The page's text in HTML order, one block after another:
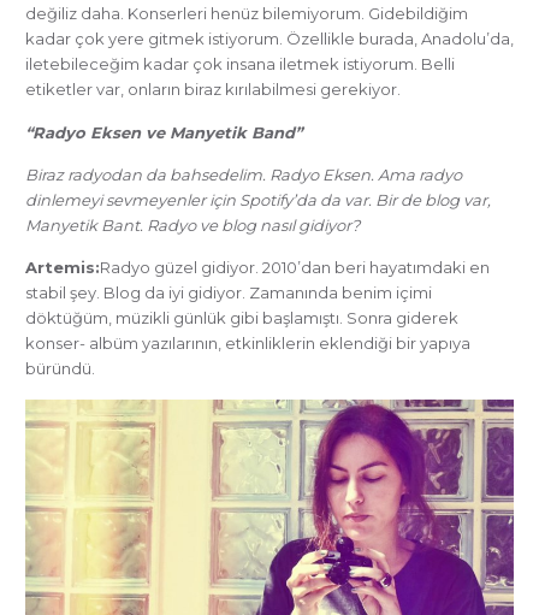
değiliz daha. Konserleri henüz bilemiyorum. Gidebildiğim
kadar çok yere gitmek istiyorum. Özellikle burada, Anadolu’da,
iletebileceğim kadar çok insana iletmek istiyorum. Belli
etiketler var, onların biraz kırılabilmesi gerekiyor.
“Radyo Eksen ve Manyetik Band”
Biraz radyodan da bahsedelim. Radyo Eksen. Ama radyo
dinlemeyi sevmeyenler için Spotify’da da var. Bir de blog var,
Manyetik Bant. Radyo ve blog nasıl gidiyor?
Artemis:Radyo güzel gidiyor. 2010’dan beri hayatımdaki en
stabil şey. Blog da iyi gidiyor. Zamanında benim içimi
döktüğüm, müzikli günlük gibi başlamıştı. Sonra giderek
konser- albüm yazılarının, etkinliklerin eklendiği bir yapıya
büründü.